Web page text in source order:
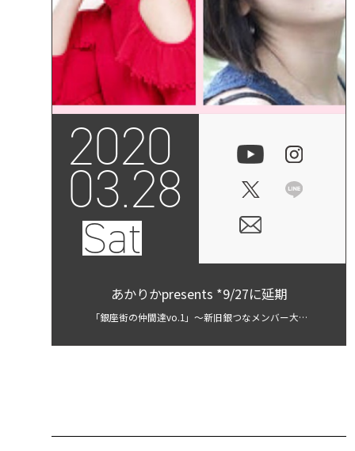
2020
03.28
Sat
あかりかpresents *9/27に延期
「銀座街の仲間達vo.1」〜新旧銀つなメンバー大集